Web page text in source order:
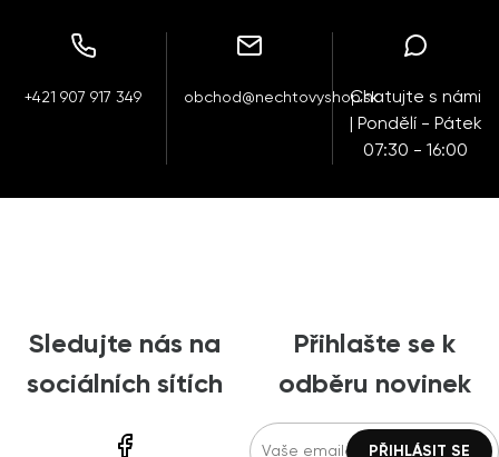
+421 907 917 349 obchod@nechtovyshop.skChatujte s námi
| Pondělí - Pátek
07:30 - 16:00
Sledujte nás na
sociálních sítích
Přihlašte se k
odběru novinek